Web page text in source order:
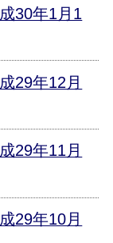
30年1月1
29年12月
29年11月
29年10月